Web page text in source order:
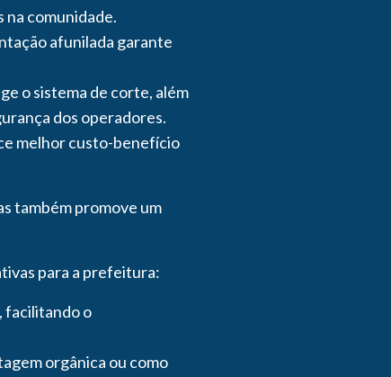
comunidade.
afunilada garante
o sistema de corte, além
dos operadores.
melhor custo-benefício
também promove um
para a prefeitura:
facilitando o
orgânica ou como